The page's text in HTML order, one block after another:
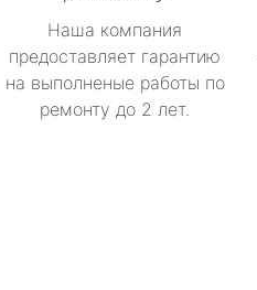
Наша компания
предоставляет гарантию
на выполненые работы по
ремонту до 2 лет.